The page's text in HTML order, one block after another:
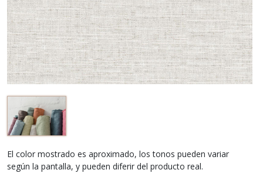
El color mostrado es aproximado, los tonos pueden variar
según la pantalla, y pueden diferir del producto real.